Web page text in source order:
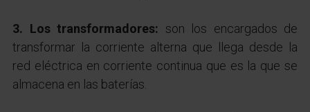
3. Los transformadores: son los encargados de
transformar la corriente alterna que llega desde la
red eléctrica en corriente continua que es la que se
almacena en las baterías.